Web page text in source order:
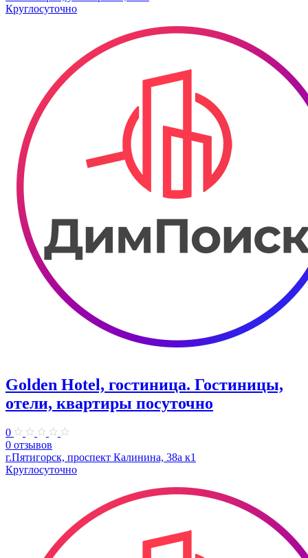
Круглосуточно
Golden Hotel, гостиница. Гостиницы,
отели, квартиры посуточно
0
0 отзывов
г.Пятигорск, проспект Калинина, 38а к1
Круглосуточно